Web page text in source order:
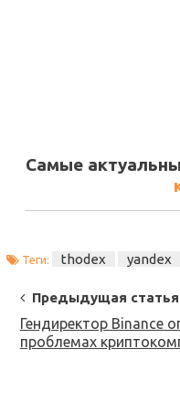
Самые
Теги: thodex yandex
Post
Navigation
Предыдущая статья
Гендиректор Binance
проблемах